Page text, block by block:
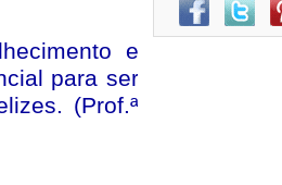
e
para ser
(Prof.ª